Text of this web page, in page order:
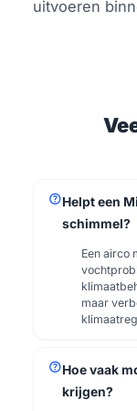
uitvoeren
helpHelpt een
schimmel?
Een airco
maar
helpHoe vaak
krijgen?